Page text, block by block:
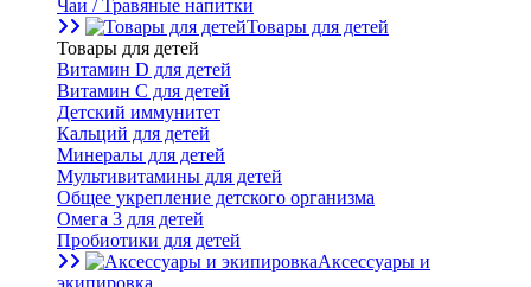
Чаи / Травяные напитки
Товары для детей
Товары для детей
Витамин D для детей
Витамин С для детей
Детский иммунитет
Кальций для детей
Минералы для детей
Мультивитамины для детей
Общее укрепление детского организма
Омега 3 для детей
Пробиотики для детей
Аксессуары и
экипировка